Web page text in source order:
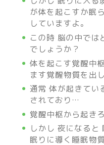
が体を起こすか眠
していますよ。
この時 脳の中では
でしょうか？
体を起こす覚醒中
ます覚醒物質を出し
通常 体が起きてい
されており…
覚醒中枢から起き
しかし 夜になると
眠りに導く睡眠物